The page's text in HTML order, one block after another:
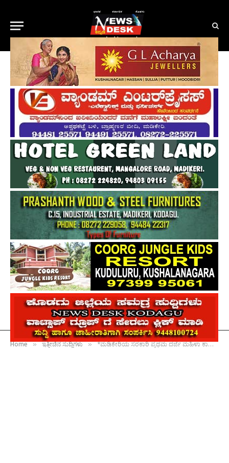
Home » ಇತ್ತೀಚಿನ ಸುದ್ದಿಗಳು » *ಮಡಿಕೇರಿಯ ಸರಕಾರಿ ಪ್ರಥಮ ದರ್ಜೆ ಮಹಿಳಾ ಕಾಲೇಜಿನಲ್ಲಿ ರೋಟರಾಕ್ಟ್ ಕ್ಲಬ್ ಸ್ಥಾಪನೆ*